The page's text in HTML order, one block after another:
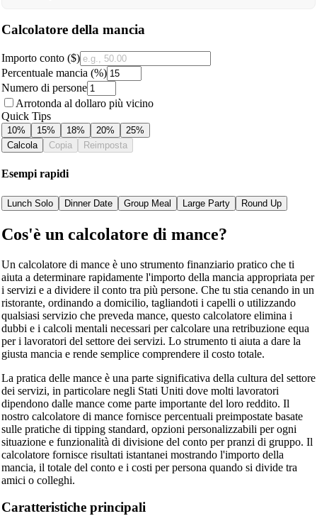
Calcolatore della mancia
Importo conto ($)
Percentuale mancia (%)
Numero di persone
Arrotonda al dollaro più vicino
Quick Tips
10% 15% 18% 20% 25%
Calcola
Copia Reimposta
Esempi rapidi
Lunch Solo Dinner Date Group Meal Large Party Round Up
Cos'è un calcolatore di mance?
Un calcolatore di mance è uno strumento finanziario pratico che ti
aiuta a determinare rapidamente l'importo della mancia appropriata per
i servizi e a dividere il conto tra più persone. Che tu stia cenando in un
ristorante, ordinando a domicilio, tagliandoti i capelli o utilizzando
qualsiasi servizio che preveda mance, questo calcolatore elimina i
dubbi e i calcoli mentali necessari per calcolare una retribuzione equa
per i lavoratori del settore dei servizi. Lo strumento ti aiuta a dare la
giusta mancia e rende semplice comprendere il costo totale.
La pratica delle mance è una parte significativa della cultura del settore
dei servizi, in particolare negli Stati Uniti dove molti lavoratori
dipendono dalle mance come parte importante del loro reddito. Il
nostro calcolatore di mance fornisce percentuali preimpostate basate
sulle pratiche di tipping standard, opzioni personalizzabili per ogni
situazione e funzionalità di divisione del conto per pranzi di gruppo. Il
calcolatore fornisce risultati istantanei mostrando l'importo della
mancia, il totale del conto e i costi per persona quando si divide tra
amici o colleghi.
Caratteristiche principali